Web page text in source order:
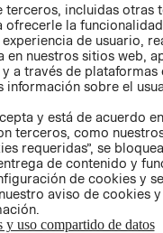
LIBRO DE
incluidas otras
ofrecerle la
de usuario,
nuestros sitios web,
a través de plataformas
información sobre el
y está de acuerdo
terceros, como
requeridas”, se
de contenido y
de cookies y
aviso de cookies
y uso compartido de datos